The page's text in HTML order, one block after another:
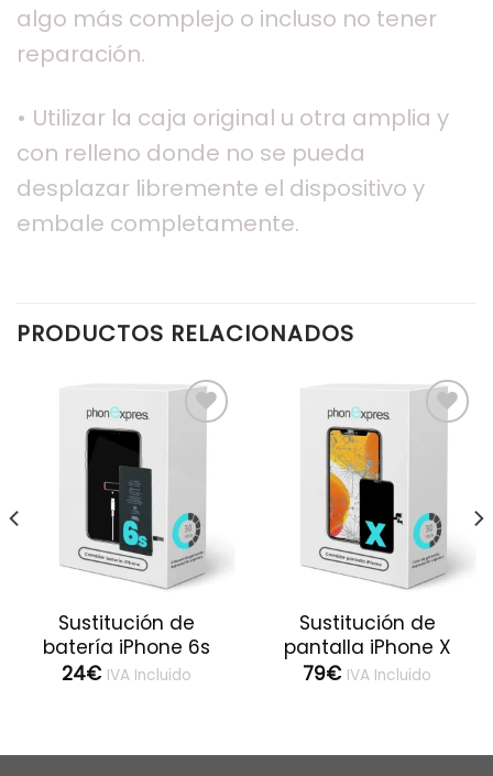
algo más complejo o incluso no tener
reparación.
• Utilizar la caja original u otra amplia y
con relleno donde no se pueda
desplazar libremente el dispositivo y
embale completamente.
PRODUCTOS RELACIONADOS
Sustitución de
batería iPhone 6s
24€ IVA Incluido
Sustitución de
pantalla iPhone X
79€ IVA Incluido